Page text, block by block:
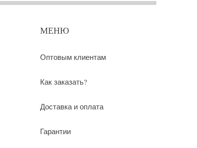
МЕНЮ
Оптовым клиентам
Как заказать?
Доставка и оплата
Гарантии